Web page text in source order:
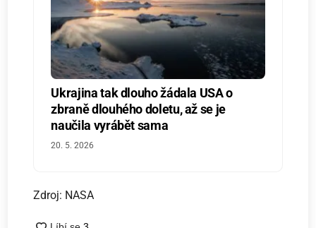
Ukrajina tak dlouho žádala USA o
zbraně dlouhého doletu, až se je
naučila vyrábět sama
20. 5. 2026
Zdroj: NASA